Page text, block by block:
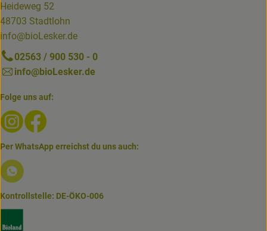
Heideweg 52
48703 Stadtlohn
info@bioLesker.de
02563 / 900 530 - 0
info@bioLesker.de
Folge uns auf:
Externer Link zu https://www.instagram.com/biolesker/
Per WhatsApp erreichst du uns auch:
Externer Link zu https://www.biolesker.de/lieferservice/
Kontrollstelle: DE-ÖKO-006